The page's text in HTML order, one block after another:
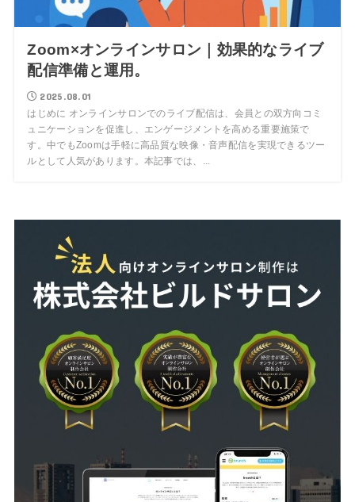
Zoom×オンラインサロン｜効果的なライブ
配信準備と運用。
2025.08.01
はじめに オンラインサロンでのライブ配信は、会員との双方向コミ
ュニケーションを促進し、エンゲージメントを高める重要施策で
す。中でもZoomは手軽に高品質な映像・音声配信を実現できるツー
ルとして人気があります。本記事では、...